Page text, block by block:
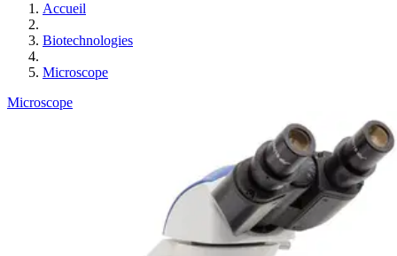
Accueil
Biotechnologies
Microscope
Microscope